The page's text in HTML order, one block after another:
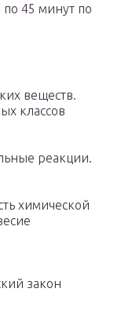
45 минут по
веществ.
классов
реакции.
химической
закон